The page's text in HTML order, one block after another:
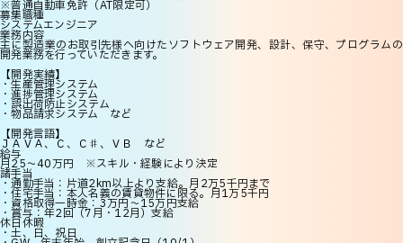
※普通自動車免許（AT限定可）
募集職種
システムエンジニア
業務内容
主に製造業のお取引先様へ向けたソフトウェア開発、設計、保守、プログラムの
開発業務を行っていただきます。
【開発実績】
・生産管理システム
・進捗管理システム
・誤出荷防止システム
・物品請求システム など
【開発言語】
ＪＡＶＡ、Ｃ、Ｃ♯、ＶＢ など
給与
月25〜40万円 ※スキル・経験により決定
諸手当
・通勤手当：片道2km以上より支給。月2万5千円まで
・住宅手当：本人名義の賃貸物件に限る。月1万5千円
・資格取得一時金：3万円～15万円支給
・賞与：年2回（7月・12月）支給
休日休暇
・土、日、祝日